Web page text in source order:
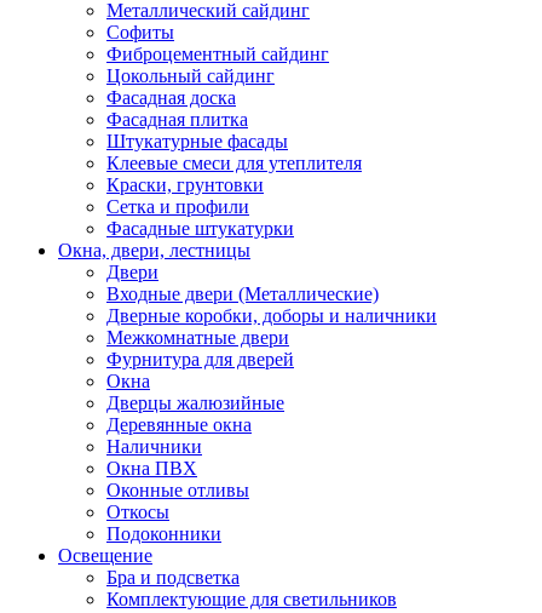
Металлический сайдинг
Софиты
Фиброцементный сайдинг
Цокольный сайдинг
Фасадная доска
Фасадная плитка
Штукатурные фасады
Клеевые смеси для утеплителя
Краски, грунтовки
Сетка и профили
Фасадные штукатурки
Окна, двери, лестницы
Двери
Входные двери (Металлические)
Дверные коробки, доборы и наличники
Межкомнатные двери
Фурнитура для дверей
Окна
Дверцы жалюзийные
Деревянные окна
Наличники
Окна ПВХ
Оконные отливы
Откосы
Подоконники
Освещение
Бра и подсветка
Комплектующие для светильников